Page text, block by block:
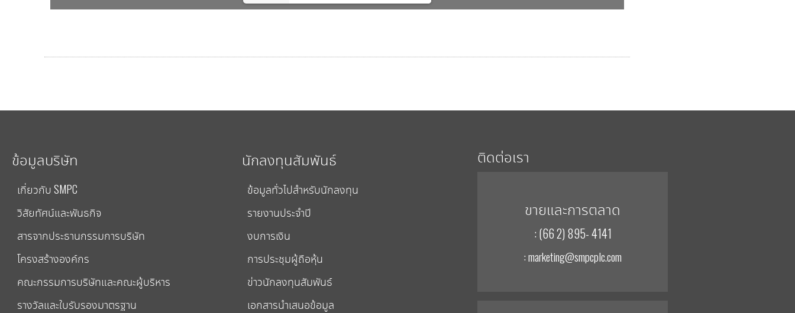
ข้อมูลบริษัท
เกี่ยวกับ SMPC
วิสัยทัศน์และพันธกิจ
สารจากประธานกรรมการบริษัท
โครงสร้างองค์กร
คณะกรรมการบริษัทและคณะผู้บริหาร
รางวัลและใบรับรองมาตรฐาน
นักลงทุนสัมพันธ์
ข้อมูลทั่วไปสำหรับนักลงทุน
รายงานประจำปี
งบการเงิน
การประชุมผู้ถือหุ้น
ข่าวนักลงทุนสัมพันธ์
เอกสารนำเสนอข้อมูล
ติดต่อเรา
ขายและการตลาด
: (66 2) 895- 4141
: marketing@smpcplc.com